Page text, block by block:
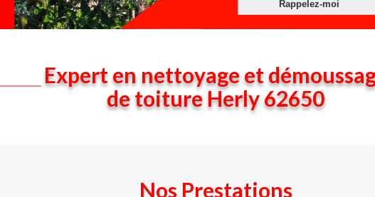
Expert en nettoyage et
de toiture Herly 62650
Nos Prestations